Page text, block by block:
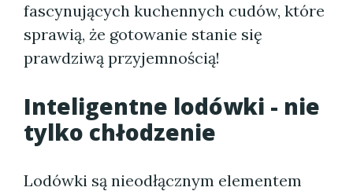
fascynujących kuchennych cudów, które
sprawią, że gotowanie stanie się
prawdziwą przyjemnością!
Inteligentne lodówki - nie
tylko chłodzenie
Lodówki są nieodłącznym elementem